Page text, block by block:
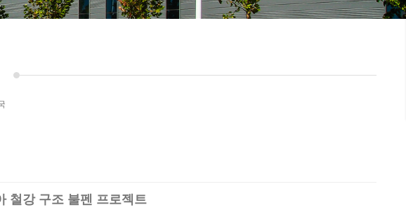
철강 구조 불펜 프로젝트